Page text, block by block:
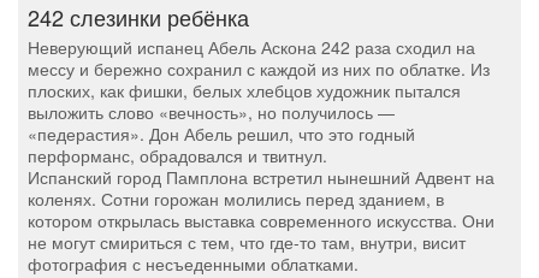
242 слезинки ребёнка
Неверующий испанец Абель Аскона 242 раза сходил на
мессу и бережно сохранил с каждой из них по облатке. Из
плоских, как фишки, белых хлебцов художник пытался
выложить слово «вечность», но получилось —
«педерастия». Дон Абель решил, что это годный
перформанс, обрадовался и твитнул.
Испанский город Памплона встретил нынешний Адвент на
коленях. Сотни горожан молились перед зданием, в
котором открылась выставка современного искусства. Они
не могут смириться с тем, что где-то там, внутри, висит
фотография с несъеденными облатками.